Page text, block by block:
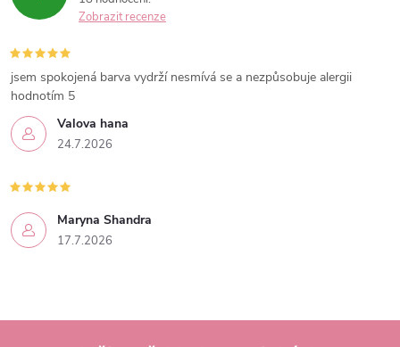
Zobrazit recenze
Valova hana
24.7.2026
jsem spokojená barva vydrží nesmívá se a nezpůsobuje alergii
hodnotím 5
Maryna Shandra
17.7.2026